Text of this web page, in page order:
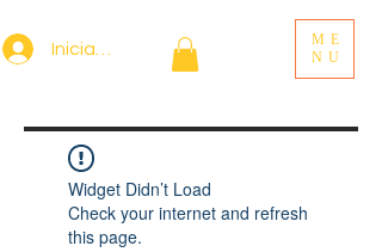
Iniciar sesión
ME
NU
Widget Didn’t Load
Check your internet and refresh
this page.